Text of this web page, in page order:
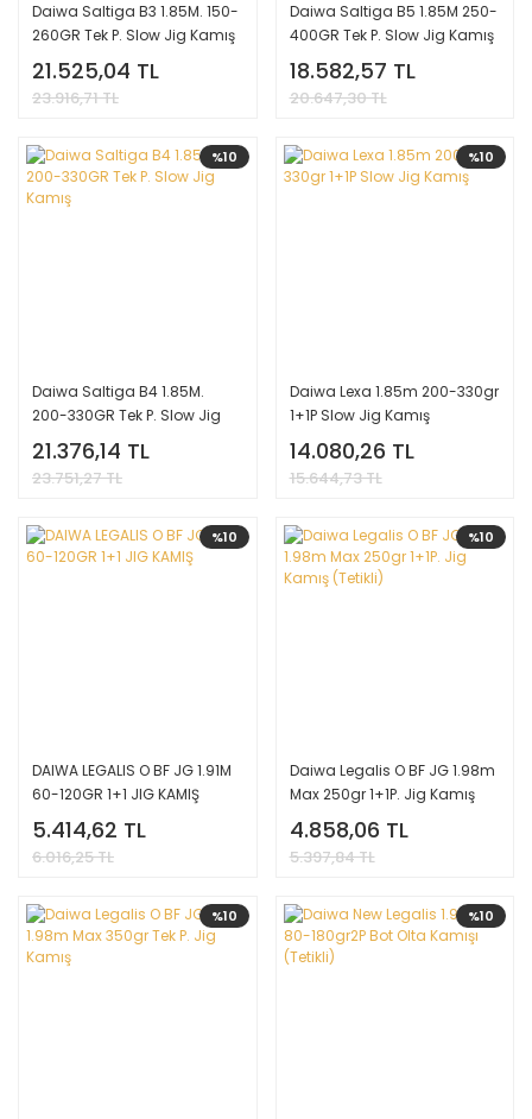
Daiwa Saltiga B3 1.85M. 150-
260GR Tek P. Slow Jig Kamış
21.525,04 TL
23.916,71 TL
Daiwa Saltiga B5 1.85M 250-
400GR Tek P. Slow Jig Kamış
18.582,57 TL
20.647,30 TL
%10
Daiwa Saltiga B4 1.85M.
200-330GR Tek P. Slow Jig
Kamış
21.376,14 TL
23.751,27 TL
%10
Daiwa Lexa 1.85m 200-330gr
1+1P Slow Jig Kamış
14.080,26 TL
15.644,73 TL
%10
DAIWA LEGALIS O BF JG 1.91M
60-120GR 1+1 JIG KAMIŞ
5.414,62 TL
6.016,25 TL
%10
Daiwa Legalis O BF JG 1.98m
Max 250gr 1+1P. Jig Kamış
(Tetikli)
4.858,06 TL
5.397,84 TL
%10 %10